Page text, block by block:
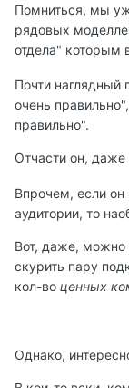
Помниться, мы
рядовых
отдела"
Почти наглядный
очень
правильно".
Отчасти он, даже
Впрочем, если он
аудитории, то
Вот, даже, можно
скурить пару
кол-во ценных
Однако,